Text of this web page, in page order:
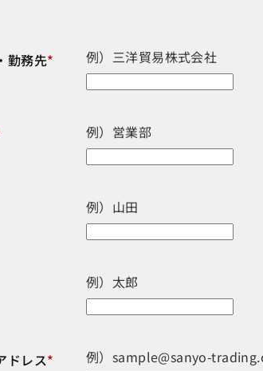
勤務先* 例）三洋貿易株式会社
例）営業部
例）山田
例）太郎
ドレス* 例）sample@sanyo-